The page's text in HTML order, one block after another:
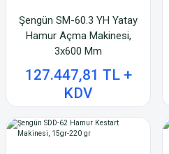
Şengün SM-60.3 YH Yatay
Hamur Açma Makinesi,
3x600 Mm
127.447,81 TL +
KDV